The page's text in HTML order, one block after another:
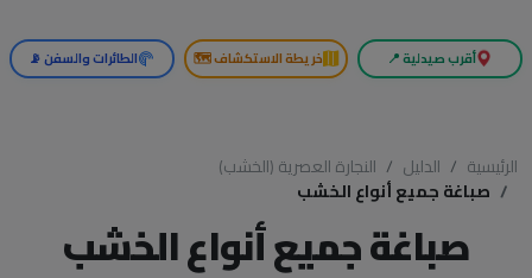
أقرب صيدلية 📍 خريطة الاستكشاف 🗺️ الطائرات والسفن 📡
الرئيسية الدليل
النجارة العصرية (الخشب)
صباغة جميع أنواع الخشب
صباغة جميع أنواع الخشب